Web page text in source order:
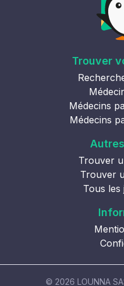
Trouver
Médecins
Médecins
Trouver
Trouver
Tous
© 2026 LOUNNA